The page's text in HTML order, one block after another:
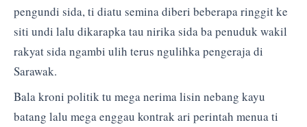
pengundi sida, ti diatu semina diberi beberapa ringgit ke
siti undi lalu dikarapka tau nirika sida ba penuduk wakil
rakyat sida ngambi ulih terus ngulihka pengeraja di
Sarawak.
Bala kroni politik tu mega nerima lisin nebang kayu
batang lalu mega enggau kontrak ari perintah menua ti